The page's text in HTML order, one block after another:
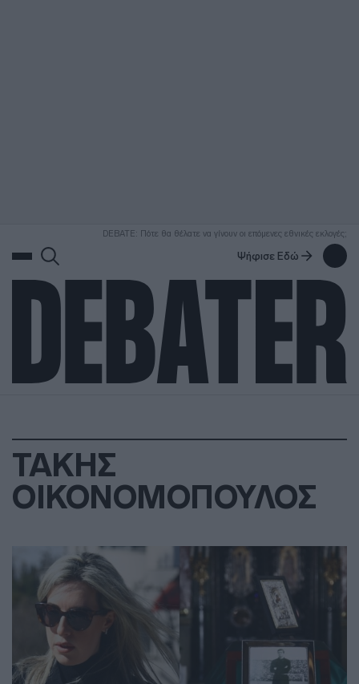
DEBATE: Πότε θα θέλατε να γίνουν οι επόμενες εθνικές εκλογές;
Ψήφισε Εδώ
ΤΑΚΗΣ
ΟΙΚΟΝΟΜΟΠΟΥΛΟΣ